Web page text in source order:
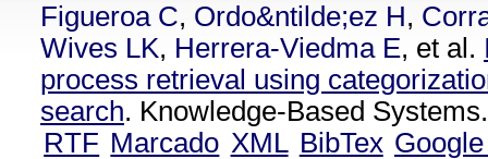
Figueroa C, Ordo&ntilde;ez H,
Wives LK, Herrera-Viedma E, et al.
process retrieval using
search. Knowledge-Based
RTF Marcado XML BibTex